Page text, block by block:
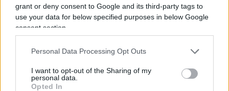
grant or deny consent to Google and its third-party tags to
use your data for below specified purposes in below Google
consent section.
Personal Data Processing Opt Outs
I want to opt-out of the Sharing of my
personal data.
Opted In
diversa a questi grandi temi del cambiamento
sociale. Da qui l’interesse a capirne di più, ad
ascoltare argomentazioni che parlano di futuri
concreti, di impatti concreti sulle persone e la